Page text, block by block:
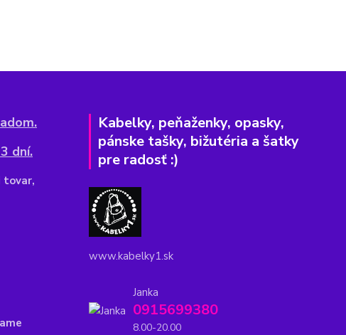
dní.
tovar,
Kabelky, peňaženky, opasky,
pánske tašky, bižutéria a šatky
pre radosť :)
www.kabelky1.sk
Janka
0915699380
8.00-20.00